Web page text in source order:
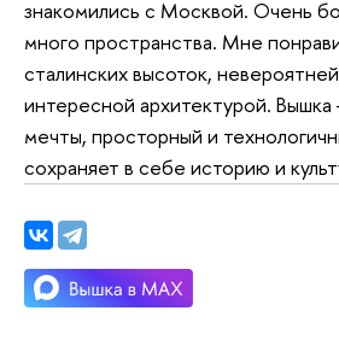
знакомились с Москвой. Очень
много пространства. Мне
сталинских высоток,
интересной архитектурой.
мечты, просторный и
сохраняет в себе историю и